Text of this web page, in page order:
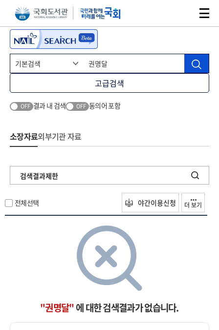
본문 바로가기주메뉴 바로가기
고급검색
OFF 결과 내 검색 OFF 동의어 포함
소장자료외부기관 자료
검색결과제한
전체선택 야간이용신청 더 보기
"권명달"에 대한 검색결과가 없습니다.